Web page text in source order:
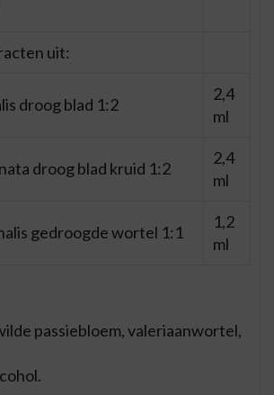
uit:
droog blad 1:2
2,4
ml
droog blad kruid 1:2
2,4
ml
gedroogde wortel 1:1
1,2
ml
passiebloem, valeriaanwortel,